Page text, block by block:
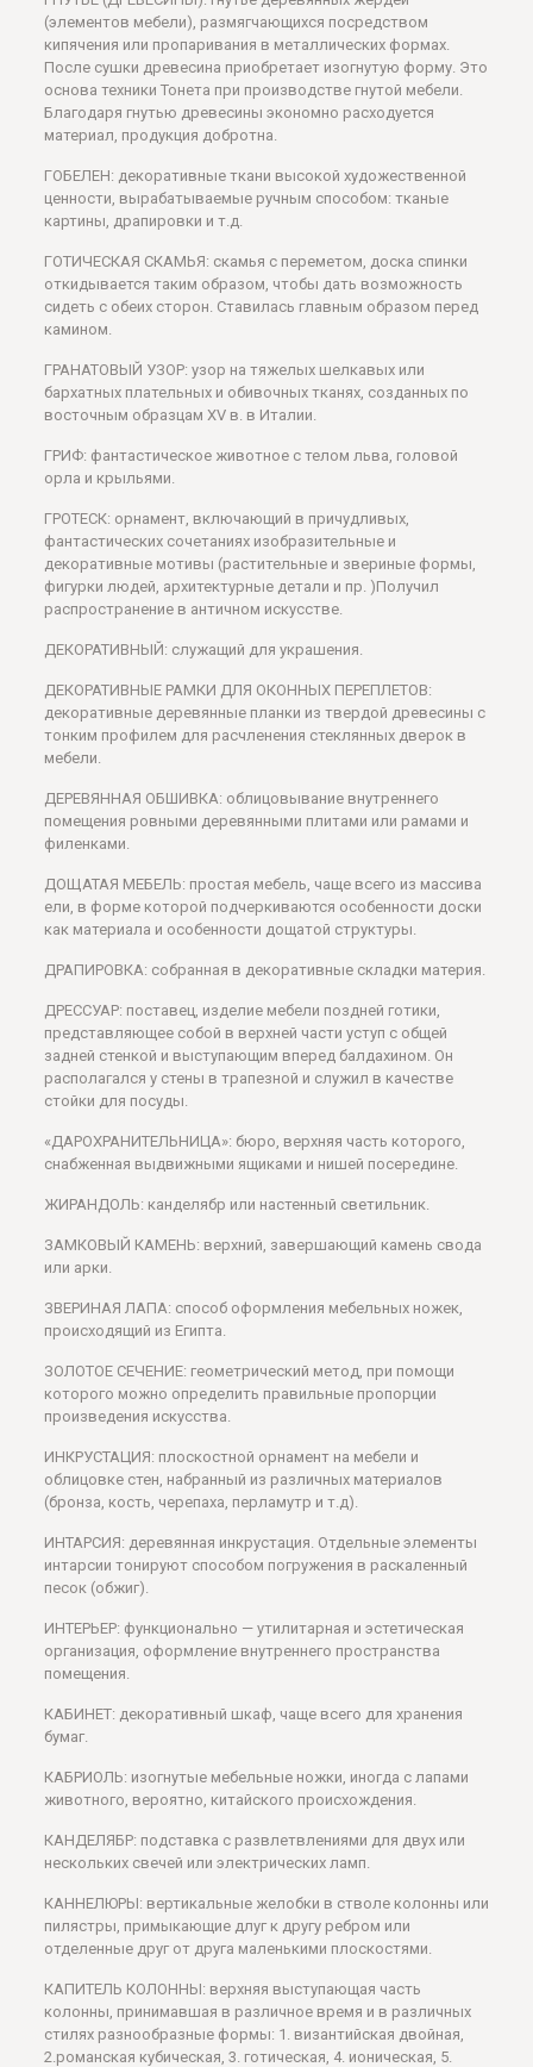
(элементов мебели), размягчающихся посредством
кипячения или пропаривания в металлических формах.
После сушки древесина приобретает изогнутую форму. Это
основа техники Тонета при производстве гнутой мебели.
Благодаря гнутью древесины экономно расходуется
материал, продукция добротна.
ГОБЕЛЕН: декоративные ткани высокой художественной
ценности, вырабатываемые ручным способом: тканые
картины, драпировки и т.д.
ГОТИЧЕСКАЯ СКАМЬЯ: скамья с переметом, доска спинки
откидывается таким образом, чтобы дать возможность
сидеть с обеих сторон. Ставилась главным образом перед
камином.
ГРАНАТОВЫЙ УЗОР: узор на тяжелых шелкавых или
бархатных плательных и обивочных тканях, созданных по
восточным образцам XV в. в Италии.
ГРИФ: фантастическое животное с телом льва, головой
орла и крыльями.
ГРОТЕСК: орнамент, включающий в причудливых,
фантастических сочетаниях изобразительные и
декоративные мотивы (растительные и звериные формы,
фигурки людей, архитектурные детали и пр. )Получил
распространение в античном искусстве.
ДЕКОРАТИВНЫЙ: служащий для украшения.
ДЕКОРАТИВНЫЕ РАМКИ ДЛЯ ОКОННЫХ ПЕРЕПЛЕТОВ:
декоративные деревянные планки из твердой древесины с
тонким профилем для расчленения стеклянных дверок в
мебели.
ДЕРЕВЯННАЯ ОБШИВКА: облицовывание внутреннего
помещения ровными деревянными плитами или рамами и
филенками.
ДОЩАТАЯ МЕБЕЛЬ: простая мебель, чаще всего из массива
ели, в форме которой подчеркиваются особенности доски
как материала и особенности дощатой структуры.
ДРАПИРОВКА: собранная в декоративные складки материя.
ДРЕССУАР: поставец, изделие мебели поздней готики,
представляющее собой в верхней части уступ с общей
задней стенкой и выступающим вперед балдахином. Он
располагался у стены в трапезной и служил в качестве
стойки для посуды.
«ДАРОХРАНИТЕЛЬНИЦА»: бюро, верхняя часть которого,
снабженная выдвижными ящиками и нишей посередине.
ЖИРАНДОЛЬ: канделябр или настенный светильник.
ЗАМКОВЫЙ КАМЕНЬ: верхний, завершающий камень свода
или арки.
ЗВЕРИНАЯ ЛАПА: способ оформления мебельных ножек,
происходящий из Египта.
ЗОЛОТОЕ СЕЧЕНИЕ: геометрический метод, при помощи
которого можно определить правильные пропорции
произведения искусства.
ИНКРУСТАЦИЯ: плоскостной орнамент на мебели и
облицовке стен, набранный из различных материалов
(бронза, кость, черепаха, перламутр и т.д).
ИНТАРСИЯ: деревянная инкрустация. Отдельные элементы
интарсии тонируют способом погружения в раскаленный
песок (обжиг).
ИНТЕРЬЕР: функционально — утилитарная и эстетическая
организация, оформление внутреннего пространства
помещения.
КАБИНЕТ: декоративный шкаф, чаще всего для хранения
бумаг.
КАБРИОЛЬ: изогнутые мебельные ножки, иногда с лапами
животного, вероятно, китайского происхождения.
КАНДЕЛЯБР: подставка с развлетвлениями для двух или
нескольких свечей или электрических ламп.
КАННЕЛЮРЫ: вертикальные желобки в стволе колонны или
пилястры, примыкающие длуг к другу ребром или
отделенные друг от друга маленькими плоскостями.
КАПИТЕЛЬ КОЛОННЫ: верхняя выступающая часть
колонны, принимавшая в различное время и в различных
стилях разнообразные формы: 1. византийская двойная,
2.романская кубическая, 3. готическая, 4. ионическая, 5.